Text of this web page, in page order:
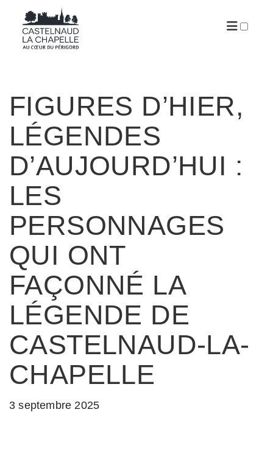
FIGURES D’HIER,
LÉGENDES
D’AUJOURD’HUI :
LES
PERSONNAGES
QUI ONT
FAÇONNÉ LA
LÉGENDE DE
CASTELNAUD-LA-
CHAPELLE
3 septembre 2025